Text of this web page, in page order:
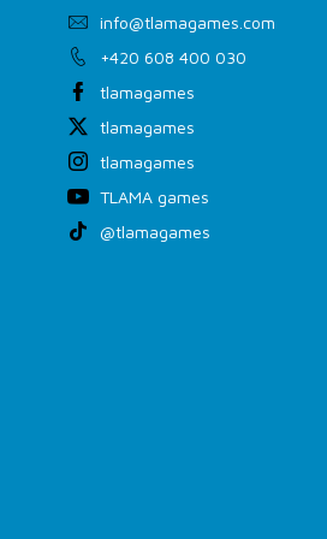
info@tlamagames.com
+420 608 400 030
tlamagames
tlamagames
tlamagames
TLAMA games
@tlamagames